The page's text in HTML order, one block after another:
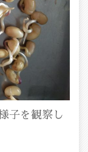
子を観察し